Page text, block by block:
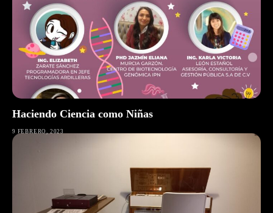
Haciendo Ciencia como Niñas
9 FEBRERO, 2023